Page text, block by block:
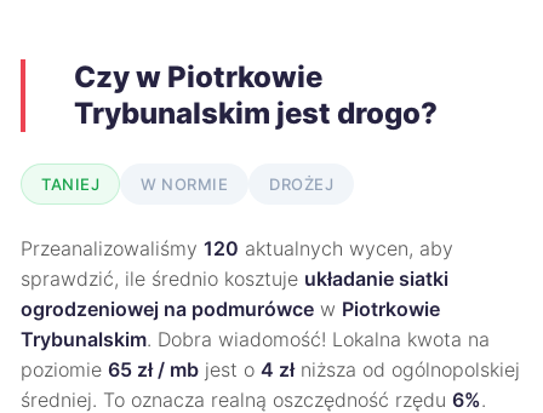
Czy w Piotrkowie
Trybunalskim jest drogo?
TANIEJ W NORMIE DROŻEJ
Przeanalizowaliśmy 120 aktualnych wycen, aby
sprawdzić, ile średnio kosztuje układanie siatki
ogrodzeniowej na podmurówce w Piotrkowie
Trybunalskim. Dobra wiadomość! Lokalna kwota na
poziomie 65 zł / mb jest o 4 złniższa od ogólnopolskiej
średniej. To oznacza realną oszczędność rzędu 6%.